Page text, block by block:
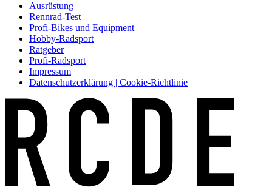
Ausrüstung
Rennrad-Test
Profi-Bikes und Equipment
Hobby-Radsport
Ratgeber
Profi-Radsport
Impressum
Datenschutzerklärung | Cookie-Richtlinie